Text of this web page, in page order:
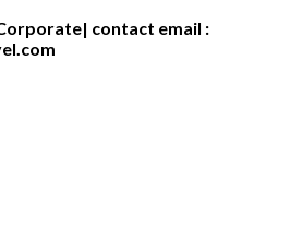
contact email :